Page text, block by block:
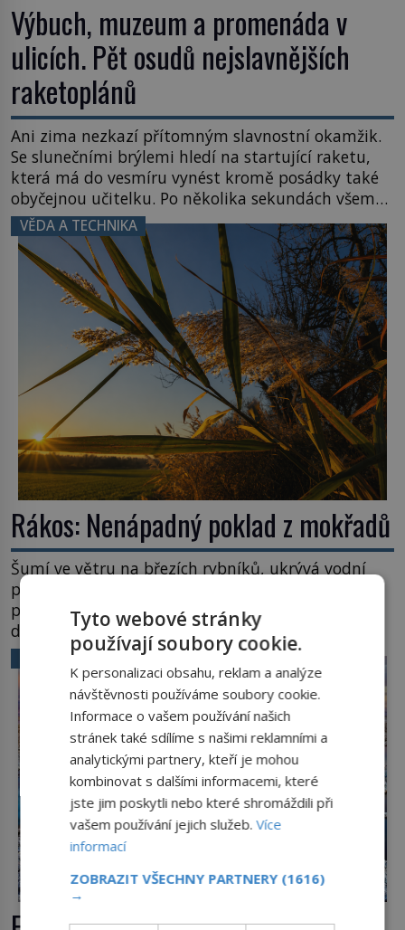
Výbuch, muzeum a promenáda v
ulicích. Pět osudů nejslavnějších
raketoplánů
Ani zima nezkazí přítomným slavnostní okamžik.
Se slunečními brýlemi hledí na startující raketu,
která má do vesmíru vynést kromě posádky také
obyčejnou učitelku. Po několika sekundách všem
ztuhnou úsměvy, stroj totiž exploduje. Jejich
konstrukce není z levného kraje, daňové
poplatníky stojí miliardy dolarů. Na druhou stranu
zvládnou jen představitelné věci. Na malé kousky
Název: Columbia První […]
VĚDA A TECHNIKA
Rákos: Nenápadný poklad z mokřadů
Šumí ve větru na březích rybníků, ukrývá vodní
ptáky a mnozí kolem něj procházejí bez
povšimnutí. Přesto právě rákos pomáhal stavět
domy, vyrábět lodě, zapisovat první texty a
inspiroval řadu pověstí. Tato skromná, ale
užitečná rostlina provází člověka už tisíce let.
Většina lidí vnímá rákos jen jako obyčejnou kulisu
letního koupání. Stačí se však podívat […]
VĚDA A TECHNIKA
Tyto webové stránky
používají soubory cookie.
K personalizaci obsahu, reklam a analýze
návštěvnosti používáme soubory cookie.
Informace o vašem používání našich
stránek také sdílíme s našimi reklamními a
analytickými partnery, kteří je mohou
kombinovat s dalšími informacemi, které
jste jim poskytli nebo které shromáždili při
vašem používání jejich služeb.Více
informací
ZOBRAZIT VŠECHNY PARTNERY (1616)
→